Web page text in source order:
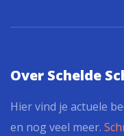
Over Schelde
Hier vind je actuele
en nog veel meer.